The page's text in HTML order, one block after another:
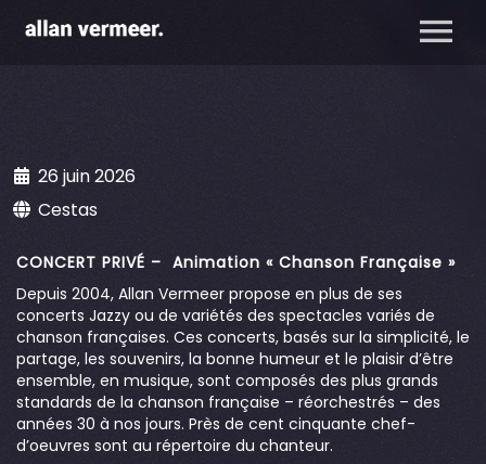
26 juin 2026
Cestas
CONCERT PRIVÉ – Animation « Chanson Française »
Depuis 2004, Allan Vermeer propose en plus de ses
concerts Jazzy ou de variétés des spectacles variés de
chanson françaises. Ces concerts, basés sur la simplicité, le
partage, les souvenirs, la bonne humeur et le plaisir d’être
ensemble, en musique, sont composés des plus grands
standards de la chanson française – réorchestrés – des
années 30 à nos jours. Près de cent cinquante chef-
d’oeuvres sont au répertoire du chanteur.